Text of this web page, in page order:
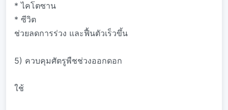
* ไคโตซาน
* ซีวิต
ช่วยลดการร่วง และฟื้นตัวเร็วขึ้น
5) ควบคุมศัตรูพืชช่วงออกดอก
ใช้